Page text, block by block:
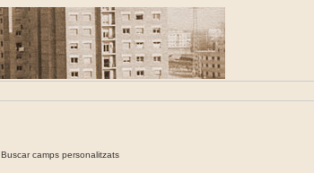
Buscar camps personalitzats